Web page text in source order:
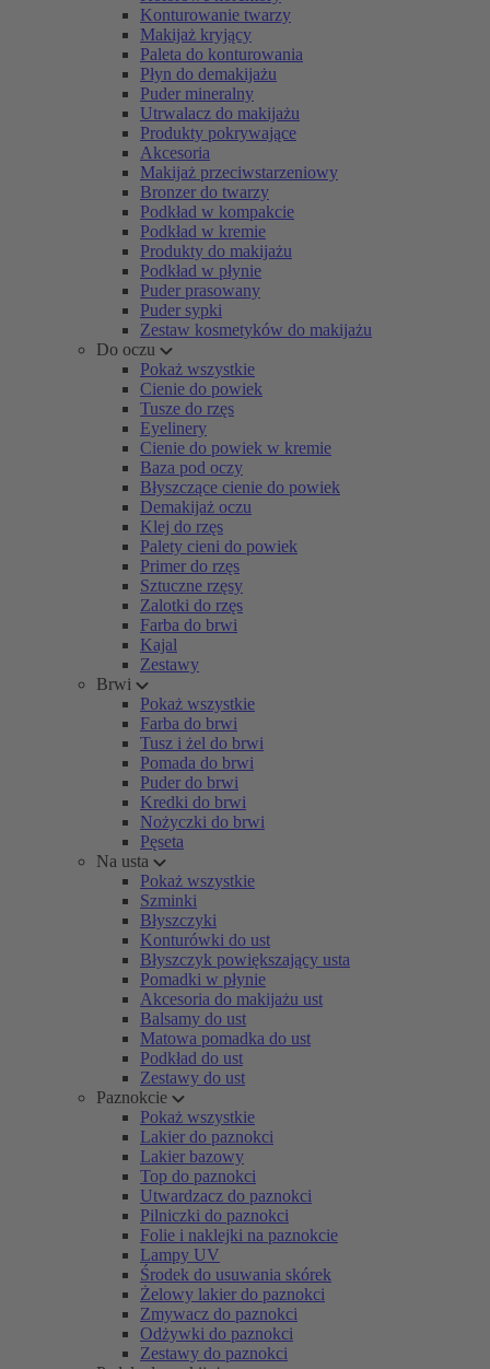
Konturowanie twarzy
Makijaż kryjący
Paleta do konturowania
Płyn do demakijażu
Puder mineralny
Utrwalacz do makijażu
Produkty pokrywające
Akcesoria
Makijaż przeciwstarzeniowy
Bronzer do twarzy
Podkład w kompakcie
Podkład w kremie
Produkty do makijażu
Podkład w płynie
Puder prasowany
Puder sypki
Zestaw kosmetyków do makijażu
Do oczu
Pokaż wszystkie
Cienie do powiek
Tusze do rzęs
Eyelinery
Cienie do powiek w kremie
Baza pod oczy
Błyszczące cienie do powiek
Demakijaż oczu
Klej do rzęs
Palety cieni do powiek
Primer do rzęs
Sztuczne rzęsy
Zalotki do rzęs
Farba do brwi
Kajal
Zestawy
Brwi
Pokaż wszystkie
Farba do brwi
Tusz i żel do brwi
Pomada do brwi
Puder do brwi
Kredki do brwi
Nożyczki do brwi
Pęseta
Na usta
Pokaż wszystkie
Szminki
Błyszczyki
Konturówki do ust
Błyszczyk powiększający usta
Pomadki w płynie
Akcesoria do makijażu ust
Balsamy do ust
Matowa pomadka do ust
Podkład do ust
Zestawy do ust
Paznokcie
Pokaż wszystkie
Lakier do paznokci
Lakier bazowy
Top do paznokci
Utwardzacz do paznokci
Pilniczki do paznokci
Folie i naklejki na paznokcie
Lampy UV
Środek do usuwania skórek
Żelowy lakier do paznokci
Zmywacz do paznokci
Odżywki do paznokci
Zestawy do paznokci